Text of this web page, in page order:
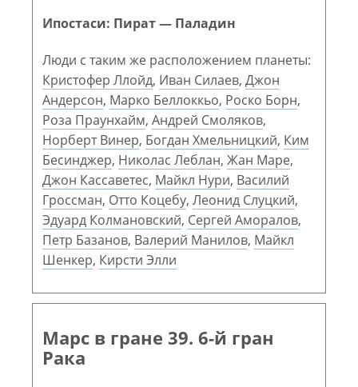
Ипостаси: Пират — Паладин
Люди с таким же расположением планеты:
Кристофер Ллойд, Иван Силаев, Джон
Андерсон, Марко Беллоккьо, Роско Борн,
Роза Праунхайм, Андрей Смоляков,
Норберт Винер, Богдан Хмельницкий, Ким
Бесинджер, Николас Леблан, Жан Маре,
Джон Кассаветес, Майкл Нури, Василий
Гроссман, Отто Коцебу, Леонид Слуцкий,
Эдуард Колмановский, Сергей Аморалов,
Петр Базанов, Валерий Манилов, Майкл
Шенкер, Кирсти Элли
Марс в гране 39. 6-й гран
Рака